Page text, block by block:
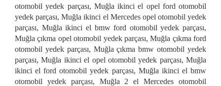
otomobil yedek parçası, Muğla ikinci el opel ford otomobil
yedek parçası, Muğla ikinci el Mercedes opel otomobil yedek
parçası, Muğla ikinci el bmw ford otomobil yedek parçası,
Muğla çıkma opel otomobil yedek parçası, Muğla çıkma ford
otomobil yedek parçası, Muğla çıkma bmw otomobil yedek
parçası, Muğla ikinci el opel otomobil yedek parçası, Muğla
ikinci el ford otomobil yedek parçası, Muğla ikinci el bmw
otomobil yedek parçası, Muğla 2 el Mercedes otomobil